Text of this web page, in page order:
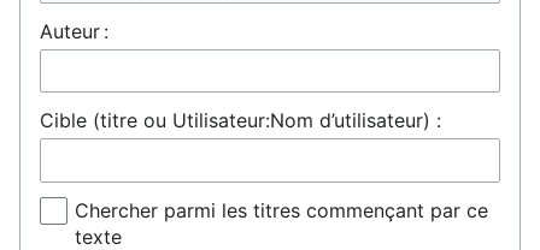
Auteur :
Cible (titre ou Utilisateur:Nom d’utilisateur) :
Chercher parmi les titres commençant par ce
texte